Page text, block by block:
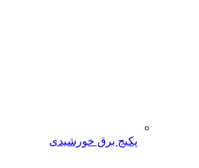
پکیج برق خورشیدی